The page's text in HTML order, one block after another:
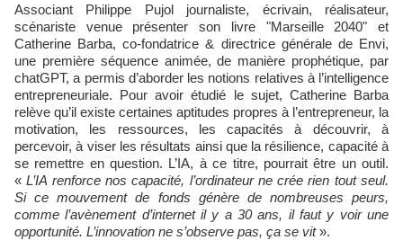
Associant Philippe Pujol journaliste, écrivain, réalisateur,
scénariste venue présenter son livre "Marseille 2040" et
Catherine Barba, co-fondatrice & directrice générale de Envi,
une première séquence animée, de manière prophétique, par
chatGPT, a permis d’aborder les notions relatives à l’intelligence
entrepreneuriale. Pour avoir étudié le sujet, Catherine Barba
relève qu’il existe certaines aptitudes propres à l’entrepreneur, la
motivation, les ressources, les capacités à découvrir, à
percevoir, à viser les résultats ainsi que la résilience, capacité à
se remettre en question. L’IA, à ce titre, pourrait être un outil.
«L’IA renforce nos capacité, l’ordinateur ne crée rien tout seul.
Si ce mouvement de fonds génère de nombreuses peurs,
comme l’avènement d’internet il y a 30 ans, il faut y voir une
opportunité. L’innovation ne s’observe pas, ça se vit».